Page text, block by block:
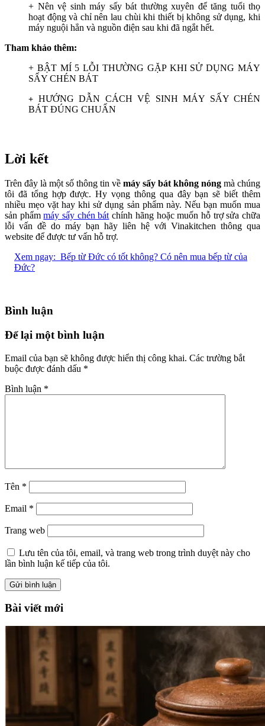
+ Nên vệ sinh máy sấy bát thường xuyên để tăng tuổi thọ
hoạt động và chỉ nên lau chùi khi thiết bị không sử dụng, khi
máy nguội hẳn và nguồn điện sau khi đã ngắt hết.
Tham khảo thêm:
+ BẬT MÍ 5 LỖI THƯỜNG GẶP KHI SỬ DỤNG MÁY
SẤY CHÉN BÁT
+ HƯỚNG DẪN CÁCH VỆ SINH MÁY SẤY CHÉN
BÁT ĐÚNG CHUẨN
Lời kết
Trên đây là một số thông tin về máy sấy bát không nóng mà chúng
tôi đã tổng hợp được. Hy vọng thông qua đây bạn sẽ biết thêm
nhiều mẹo vặt hay khi sử dụng sản phẩm này. Nếu bạn muốn mua
sản phẩmmáy sấy chén bátchính hãng hoặc muốn hỗ trợ sửa chữa
lỗi vấn đề do máy bạn hãy liên hệ với Vinakitchen thông qua
website để được tư vấn hỗ trợ.
Xem ngay: Bếp từ Đức có tốt không? Có nên mua bếp từ của
Đức?
Bình luận
Để lại một bình luận
Email của bạn sẽ không được hiển thị công khai. Các trường bắt
buộc được đánh dấu *
Bình luận *
Tên *
Email *
Trang web
Lưu tên của tôi, email, và trang web trong trình duyệt này cho
lần bình luận kế tiếp của tôi.
Bài viết mới